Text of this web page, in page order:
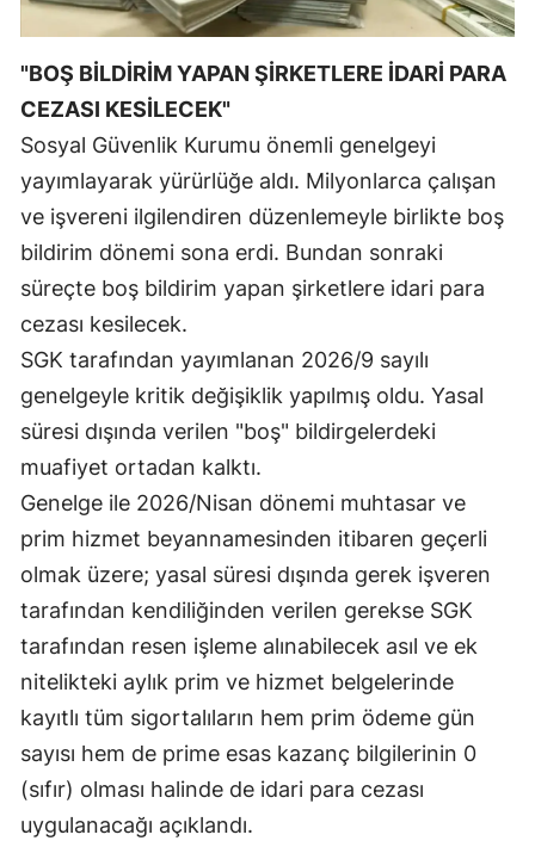
İzmir
Kars
Kastamonu
Kayseri
Kırklareli
Kırşehir
Konya
Kütahya
Manisa
Kahramanmaraş
Mardin
Muğla
Muş
Nevşehir
"BOŞ BİLDİRİM YAPAN ŞİRKETLERE İDARİ PARA
CEZASI KESİLECEK"
Sosyal Güvenlik Kurumu önemli genelgeyi
yayımlayarak yürürlüğe aldı. Milyonlarca çalışan
ve işvereni ilgilendiren düzenlemeyle birlikte boş
bildirim dönemi sona erdi. Bundan sonraki
süreçte boş bildirim yapan şirketlere idari para
cezası kesilecek.
SGK tarafından yayımlanan 2026/9 sayılı
genelgeyle kritik değişiklik yapılmış oldu. Yasal
süresi dışında verilen "boş" bildirgelerdeki
muafiyet ortadan kalktı.
Genelge ile 2026/Nisan dönemi muhtasar ve
prim hizmet beyannamesinden itibaren geçerli
olmak üzere; yasal süresi dışında gerek işveren
tarafından kendiliğinden verilen gerekse SGK
tarafından resen işleme alınabilecek asıl ve ek
nitelikteki aylık prim ve hizmet belgelerinde
kayıtlı tüm sigortalıların hem prim ödeme gün
sayısı hem de prime esas kazanç bilgilerinin 0
(sıfır) olması halinde de idari para cezası
uygulanacağı açıklandı.